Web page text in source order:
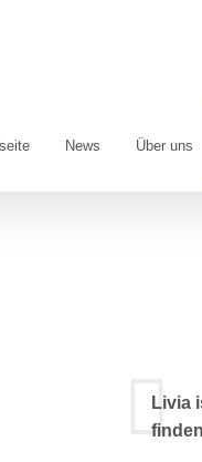
News Über uns
Livia